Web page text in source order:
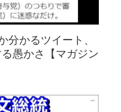
分かるツイート、
愚かさ【マガジン